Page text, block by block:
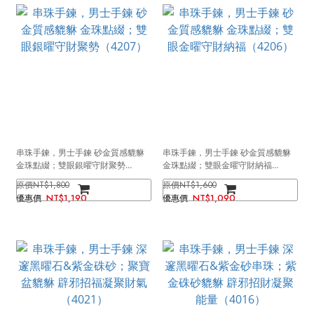
串珠手鍊，男士手鍊 砂金質感貔貅
金珠點綴；雙眼銀曜守財聚勢
（4207）
NT$1,800
NT$1,190
串珠手鍊，男士手鍊 砂金質感貔貅
金珠點綴；雙眼金曜守財納福
（4206）
NT$1,600
NT$1,090